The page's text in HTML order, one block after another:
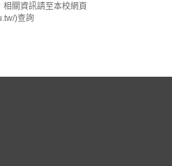
相關資訊請至本校網頁
)查詢